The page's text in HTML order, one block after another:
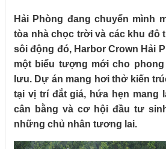
Hải Phòng đang chuyển mình
tòa nhà chọc trời và các khu đô
sôi động đó, Harbor Crown Hải
một biểu tượng mới cho
lưu. Dự án mang hơi thở kiến
tại vị trí đắt giá, hứa hẹn mang
cân bằng và cơ hội đầu tư
những chủ nhân tương lai.